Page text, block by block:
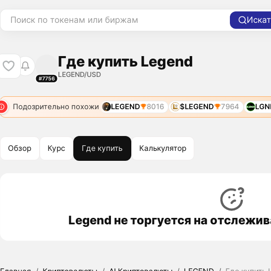
Поиск по токенам или биржам
#7756
Где купить Legend
LEGEND/USD
Подозрительно похожи LEGEND 8016 $LEGEND 7964
Обзор Курс Где купить Калькулятор
Legend не торгуется на